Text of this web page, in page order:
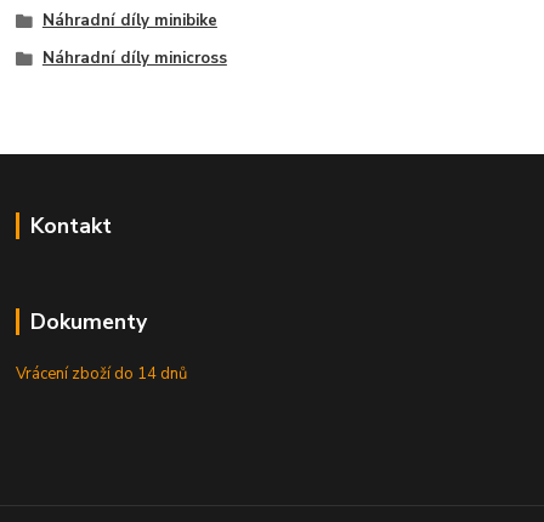
Náhradní díly minibike
Náhradní díly minicross
Kontakt
Dokumenty
Vrácení zboží do 14 dnů